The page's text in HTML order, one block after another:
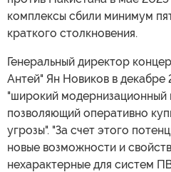
комплексы сбили минимум
краткого столкновения.
Генеральный директор
Антей" Ян Новиков в декабре
"широкий
позволяющий оперативно
угрозы". "За счет этого
новые возможности и
нехарактерные для систем